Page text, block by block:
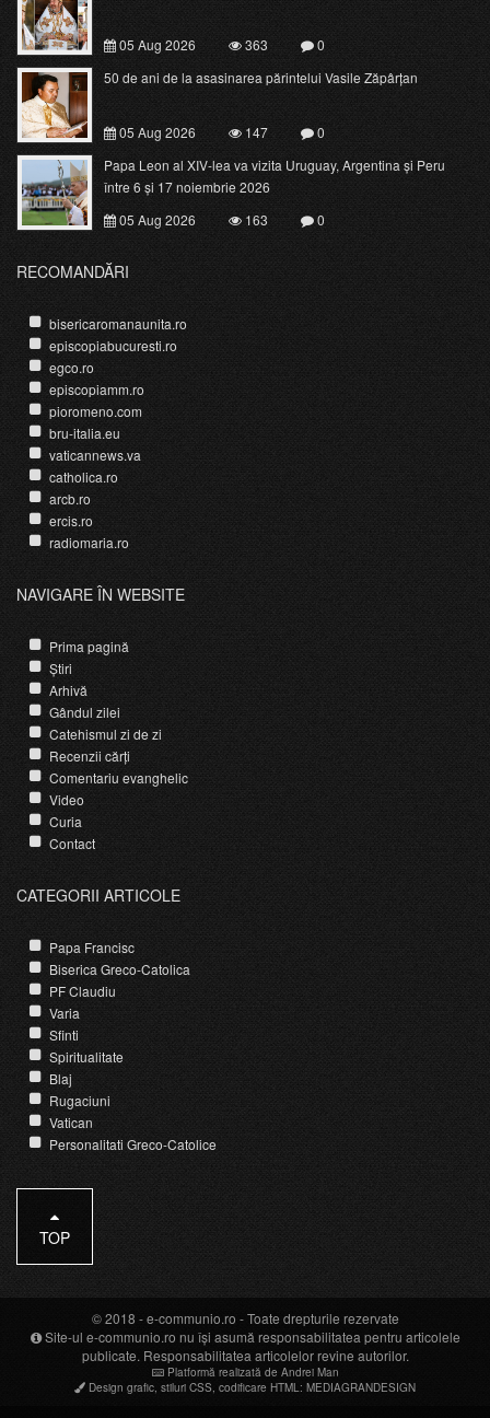
05 Aug 2026 363
0
50 de ani de la asasinarea părintelui Vasile Zăpârțan
05 Aug 2026 147
0
Papa Leon al XIV-lea va vizita Uruguay, Argentina și Peru
între 6 și 17 noiembrie 2026
05 Aug 2026
163 0
RECOMANDĂRI
bisericaromanaunita.ro
episcopiabucuresti.ro
egco.ro
episcopiamm.ro
pioromeno.com
bru-italia.eu
vaticannews.va
catholica.ro
arcb.ro
ercis.ro
radiomaria.ro
NAVIGARE ÎN WEBSITE
Prima pagină
Știri
Arhivă
Gândul zilei
Catehismul zi de zi
Recenzii cărți
Comentariu evanghelic
Video
Curia
Contact
CATEGORII ARTICOLE
Papa Francisc
Biserica Greco-Catolica
PF Claudiu
Varia
Sfinti
Spiritualitate
Blaj
Rugaciuni
Vatican
Personalitati Greco-Catolice
TOP
© 2018 -e-communio.ro - Toate drepturile rezervate
Site-ul e-communio.ro nu își asumă responsabilitatea pentru articolele
publicate. Responsabilitatea articolelor revine autorilor.
Platformă realizată de Andrei Man
Design grafic, stiluri CSS, codificare HTML: MEDIAGRANDESIGN